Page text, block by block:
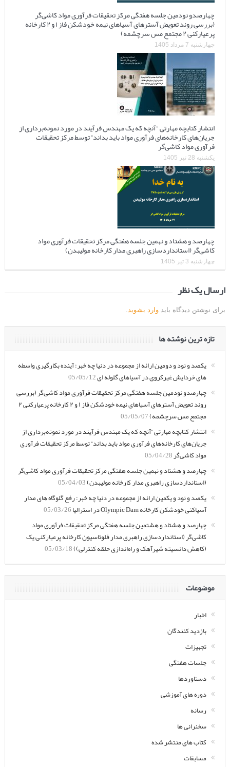
چهارصدو نودمین جلسه هفتگی مرکز تحقیقات فرآوری مواد کاشی‌گر
(بررسی روند تعویض آسترهای آسیاهای نیمه خودشکن فاز ۱ و ۲ کارخانه
پرعیارکنی ۲ مجتمع مس سرچشمه)
چهارشنبه 7 مرداد 1405
انتشار کتابچه مهارتی “آنچه که یک مهندس فرآیند در مورد نمونه‌برداری از
جریان‌های کارخانه‌های فرآوری مواد باید بداند” توسط مرکز تحقیقات
فرآوری مواد کاشی‌گر
یکشنبه 28 تیر 1405
چهارصد و هشتاد و نهمین جلسه هفتگی مرکز تحقیقات فرآوری مواد
کاشی‌گر (استانداردسازی راهبری مدار کارخانه مولیبدن)
چهارشنبه 3 تیر 1405
ارسال یک نظر
برای نوشتن دیدگاه باید وارد بشوید.
تازه ترین نوشته ها
یکصد و نود و دومین ارائه از مجموعه در دنیا چه خبر: آینده بکارگیری واسطه
های خردایش غیرکروی در آسیاهای گلوله ای05/05/12
چهارصدو نودمین جلسه هفتگی مرکز تحقیقات فرآوری مواد کاشی‌گر (بررسی
روند تعویض آسترهای آسیاهای نیمه خودشکن فاز ۱ و ۲ کارخانه پرعیارکنی ۲
مجتمع مس سرچشمه)05/05/07
انتشار کتابچه مهارتی “آنچه که یک مهندس فرآیند در مورد نمونه‌برداری از
جریان‌های کارخانه‌های فرآوری مواد باید بداند” توسط مرکز تحقیقات فرآوری
مواد کاشی‌گر05/04/28
چهارصد و هشتاد و نهمین جلسه هفتگی مرکز تحقیقات فرآوری مواد کاشی‌گر
(استانداردسازی راهبری مدار کارخانه مولیبدن)05/04/03
یکصد و نود و یکمین ارائه از مجموعه در دنیا چه خبر: رفع گلوگاه های مدار
آسیاکنی خودشکن کارخانه Olympic Dam در استرالیا
05/03/26
چهارصد و هشتاد و هشتمین جلسه هفتگی مرکز تحقیقات فرآوری مواد
کاشی‌گر (استانداردسازی راهبری مدار فلوتاسیون کارخانه پرعیارکنی یک
(کاهش دانسیته شیرآهک و راه‌اندازی حلقه کنترلی))05/03/18
موضوعات
اخبار
بازدید کنندگان
تجهیزات
جلسات هفتگی
دستاوردها
دوره های آموزشی
رسانه
سخنرانی ها
کتاب های منتشر شده
مسابقات